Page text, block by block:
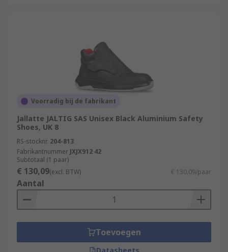
Voorradig bij de fabrikant
Jallatte JALTIG SAS Unisex Black Aluminium Safety
Shoes, UK 8
RS-stocknr. 204-813
Fabrikantnummer JXJX912 42
Subtotaal (1 paar)
€ 130,09(excl. BTW) € 130,09/paar
Aantal
Toevoegen